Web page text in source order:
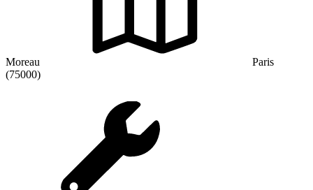
Moreau
Paris
(75000)